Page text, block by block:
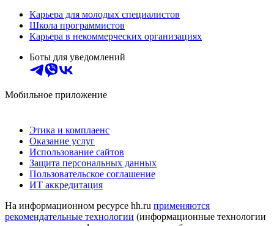
Карьера для молодых специалистов
Школа программистов
Карьера в некоммерческих организациях
Боты для уведомлений
Мобильное приложение
Этика и комплаенс
Оказание услуг
Использование сайтов
Защита персональных данных
Пользовательское соглашение
ИТ аккредитация
На информационном ресурсе hh.ru применяются
рекомендательные технологии (информационные технологии